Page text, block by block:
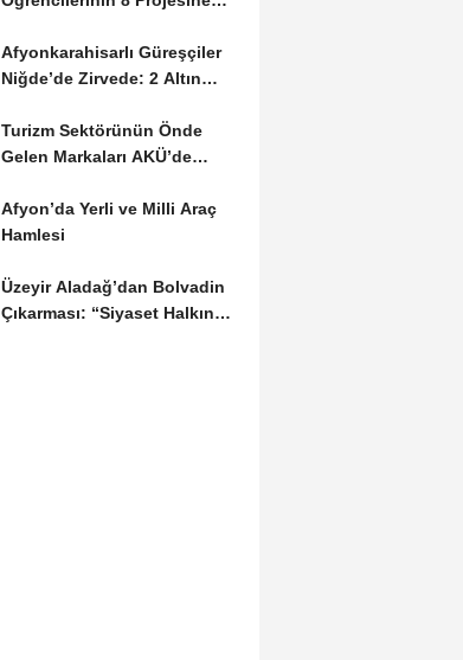
Afyonkarahisarlı Güreşçiler
Niğde’de Zirvede: 2 Altın
Turizm Sektörünün Önde
Gelen Markaları AKÜ’de
Afyon’da Yerli ve Milli Araç
Hamlesi
Üzeyir Aladağ’dan Bolvadin
Çıkarması: “Siyaset Halkın